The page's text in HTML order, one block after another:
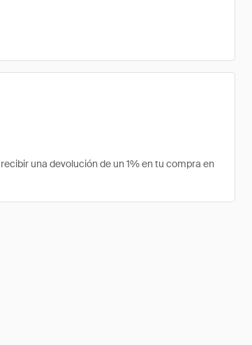
una devolución de un 1% en tu compra en